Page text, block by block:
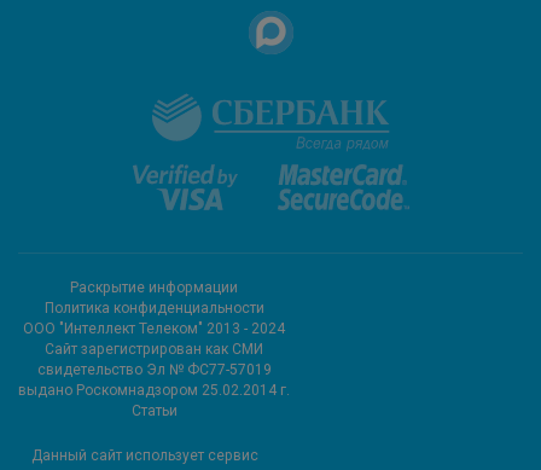
Раскрытие информации
Политика конфиденциальности
ООО "Интеллект Телеком" 2013 - 2024
Cайт зарегистрирован как СМИ
свидетельство Эл № ФС77-57019
выдано Роскомнадзором 25.02.2014 г.
Статьи
Данный сайт использует сервис